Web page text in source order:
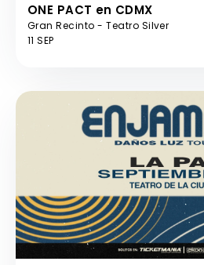
ONE PACT en CDMX
Gran Recinto - Teatro Silver
11 SEP